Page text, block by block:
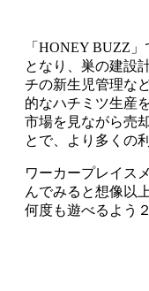
「HONEY BUZZ
となり、巣の建設
チの新生児管理な
的なハチミツ生産
市場を見ながら売
とで、より多くの
ワーカープレイス
んでみると想像以
何度も遊べるよう